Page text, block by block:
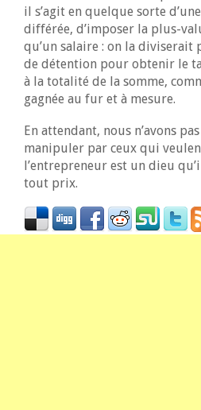
il s’agit en quelque sorte
différée, d’imposer la plus-
qu’un salaire : on la diviserait
de détention pour obtenir le
à la totalité de la somme,
gagnée au fur et à mesure.
En attendant, nous n’avons
manipuler par ceux qui
l’entrepreneur est un dieu
tout prix.